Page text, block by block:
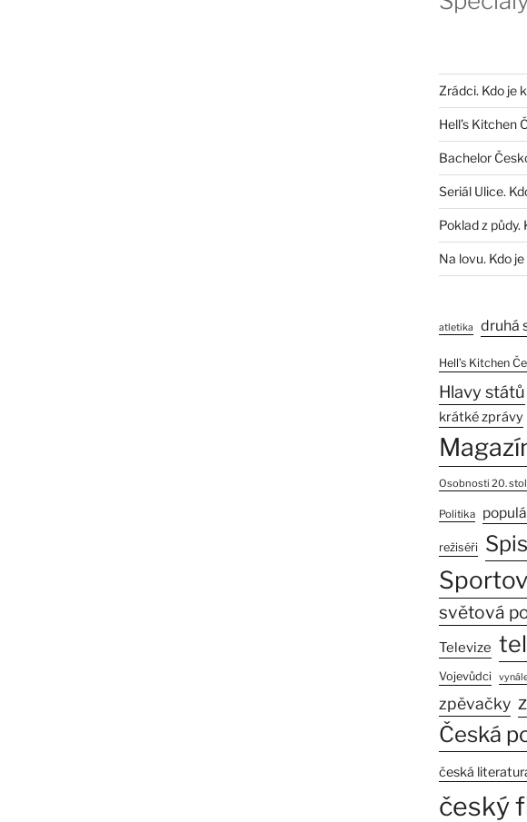
Zrádci. Kdo je
Hell’s Kitchen
Bachelor
Seriál Ulice.
Poklad z půdy.
Na lovu. Kdo
atletika druhá
Hell’s Kitchen
Hlavy států
krátké zprávy
Osobnosti 20.
Politika
režiséři
světová
Televize
Vojevůdci
zpěvačky
Česká
česká
český